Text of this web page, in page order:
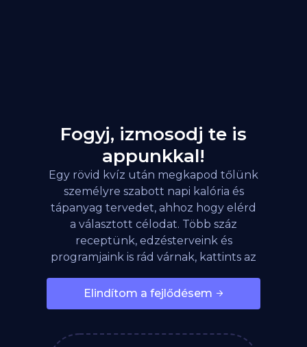
Fogyj, izmosodj te is
appunkkal!
Egy rövid kvíz után megkapod tőlünk
személyre szabott napi kalória és
tápanyag tervedet, ahhoz hogy elérd
a választott célodat. Több száz
receptünk, edzésterveink és
programjaink is rád várnak, kattints az
Elindítom a fejlődésem